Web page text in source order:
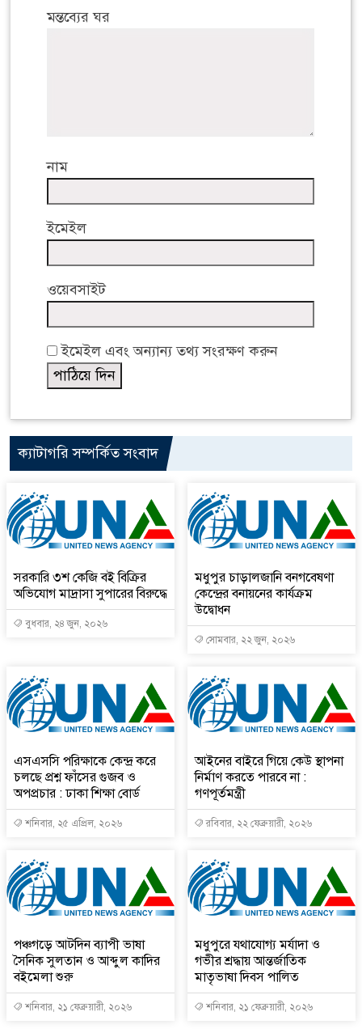
মন্তব্যের ঘর
নাম
ইমেইল
ওয়েবসাইট
ইমেইল এবং অন্যান্য তথ্য সংরক্ষণ করুন
ক্যাটাগরি সম্পর্কিত সংবাদ
সরকারি ৩শ কেজি বই বিক্রির
অভিযোগ মাদ্রাসা সুপারের বিরুদ্ধে
বুধবার, ২৪ জুন, ২০২৬
মধুপুর চাড়ালজানি বনগবেষণা
কেন্দ্রের বনায়নের কার্যক্রম
উদ্বোধন
সোমবার, ২২ জুন, ২০২৬
এসএসসি পরিক্ষাকে কেন্দ্র করে
চলছে প্রশ্ন ফাঁসের গুজব ও
অপপ্রচার : ঢাকা শিক্ষা বোর্ড
শনিবার, ২৫ এপ্রিল, ২০২৬
আইনের বাইরে গিয়ে কেউ স্থাপনা
নির্মাণ করতে পারবে না :
গণপূর্তমন্ত্রী
রবিবার, ২২ ফেব্রুয়ারী, ২০২৬
পঞ্চগড়ে আটদিন ব্যাপী ভাষা
সৈনিক সুলতান ও আব্দুল কাদির
বইমেলা শুরু
শনিবার, ২১ ফেব্রুয়ারী, ২০২৬
মধুপুরে যথাযোগ্য মর্যাদা ও
গভীর শ্রদ্ধায় আন্তর্জাতিক
মাতৃভাষা দিবস পালিত
শনিবার, ২১ ফেব্রুয়ারী, ২০২৬